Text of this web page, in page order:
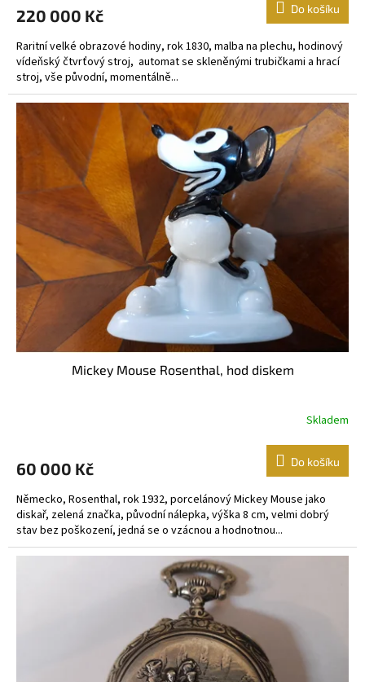
220 000 Kč Do košíku
Raritní velké obrazové hodiny, rok 1830, malba na plechu, hodinový
vídeňský čtvrťový stroj, automat se skleněnými trubičkami a hrací
stroj, vše původní, momentálně...
Mickey Mouse Rosenthal, hod diskem
Skladem
60 000 Kč Do košíku
Německo, Rosenthal, rok 1932, porcelánový Mickey Mouse jako
diskař, zelená značka, původní nálepka, výška 8 cm, velmi dobrý
stav bez poškození, jedná se o vzácnou a hodnotnou...